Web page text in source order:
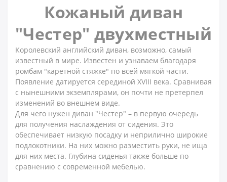
Кожаный диван
"Честер" двухместный
Королевский английский диван, возможно, самый
известный в мире. Известен и узнаваем благодаря
ромбам "каретной стяжке" по всей мягкой части.
Появление датируется серединой XVIII века. Сравнивая
с нынешними экземплярами, он почти не претерпел
изменений во внешнем виде.
Для чего нужен диван "Честер" – в первую очередь
для получения наслаждения от сидения. Это
обеспечивает низкую посадку и неприлично широкие
подлокотники. На них можно разместить руки, не ища
для них места. Глубина сиденья также больше по
сравнению с современной мебелью.